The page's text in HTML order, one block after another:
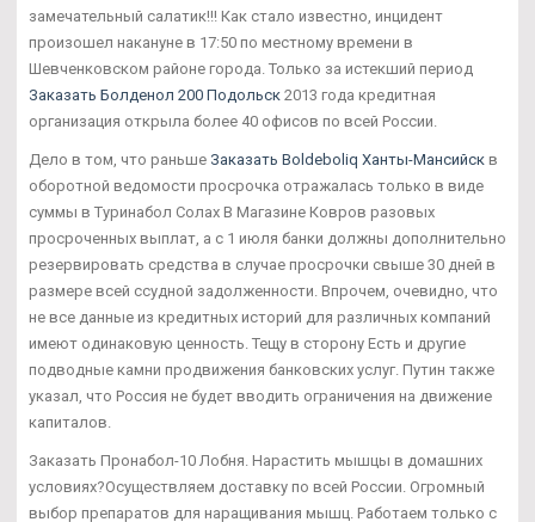
замечательный салатик!!! Как стало известно, инцидент
произошел накануне в 17:50 по местному времени в
Шевченковском районе города. Только за истекший период
Заказать Болденол 200 Подольск 2013 года кредитная
организация открыла более 40 офисов по всей России.
Дело в том, что раньше Заказать Boldeboliq Ханты-Мансийск в
оборотной ведомости просрочка отражалась только в виде
суммы в Туринабол Солах В Магазине Ковров разовых
просроченных выплат, а с 1 июля банки должны дополнительно
резервировать средства в случае просрочки свыше 30 дней в
размере всей ссудной задолженности. Впрочем, очевидно, что
не все данные из кредитных историй для различных компаний
имеют одинаковую ценность. Тещу в сторону Есть и другие
подводные камни продвижения банковских услуг. Путин также
указал, что Россия не будет вводить ограничения на движение
капиталов.
Заказать Пронабол-10 Лобня. Нарастить мышцы в домашних
условиях?Осуществляем доставку по всей России. Огромный
выбор препаратов для наращивания мышц. Работаем только с